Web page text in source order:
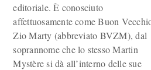
editoriale. È conosciuto
affettuosamente come Buon
Zio Marty (abbreviato BVZM), dal
soprannome che lo stesso Martin
Mystère si dà all’interno delle sue